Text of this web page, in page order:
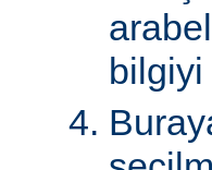
bilgiyi